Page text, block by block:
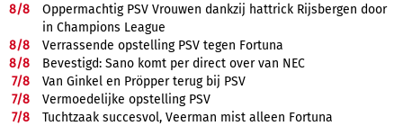
8/8
Oppermachtig PSV Vrouwen dankzij hattrick Rijsbergen door
in Champions League
8/8
Verrassende opstelling PSV tegen Fortuna
8/8
Bevestigd: Sano komt per direct over van NEC
7/8
Van Ginkel en Pröpper terug bij PSV
7/8
Vermoedelijke opstelling PSV
7/8
Tuchtzaak succesvol, Veerman mist alleen Fortuna